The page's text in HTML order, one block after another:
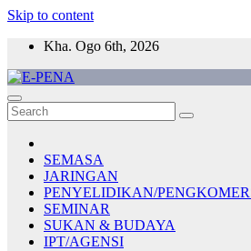
Skip to content
Kha. Ogo 6th, 2026
E-PENA
Berita Digital Terkini
SEMASA
JARINGAN
PENYELIDIKAN/
SEMINAR
SUKAN & BUDAYA
IPT/AGENSI